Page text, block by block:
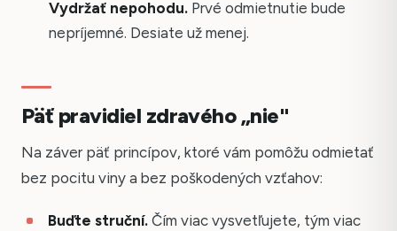
Vydržať nepohodu. Prvé odmietnutie bude
nepríjemné. Desiate už menej.
Päť pravidiel zdravého „nie"
Na záver päť princípov, ktoré vám pomôžu odmietať
bez pocitu viny a bez poškodených vzťahov:
Buďte struční.Čím viac vysvetľujete, tým viac